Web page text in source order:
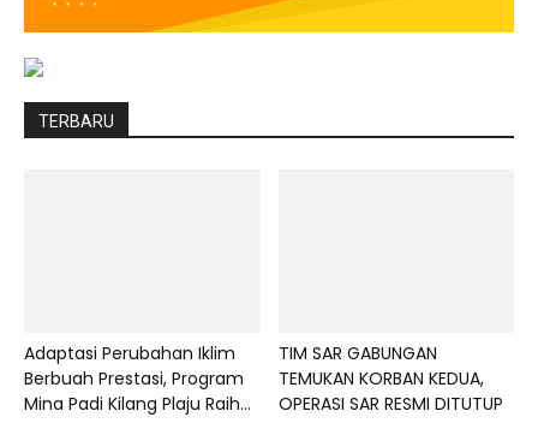
TERBARU
Adaptasi Perubahan Iklim
Berbuah Prestasi, Program
Mina Padi Kilang Plaju Raih...
TIM SAR GABUNGAN
TEMUKAN KORBAN KEDUA,
OPERASI SAR RESMI DITUTUP